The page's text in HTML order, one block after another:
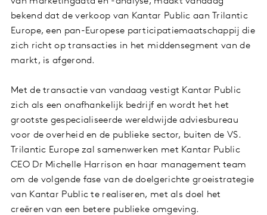
bekend dat de verkoop van Kantar Public aan Trilantic
Europe, een pan-Europese participatiemaatschappij die
zich richt op transacties in het middensegment van de
markt, is afgerond.
Met de transactie van vandaag vestigt Kantar Public
zich als een onafhankelijk bedrijf en wordt het het
grootste gespecialiseerde wereldwijde adviesbureau
voor de overheid en de publieke sector, buiten de VS.
Trilantic Europe zal samenwerken met Kantar Public
CEO Dr Michelle Harrison en haar management team
om de volgende fase van de doelgerichte groeistrategie
van Kantar Public te realiseren, met als doel het
creëren van een betere publieke omgeving.